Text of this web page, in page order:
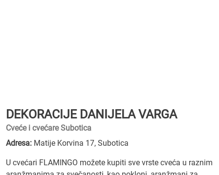
DEKORACIJE DANIJELA VARGA
Cveće i cvećare Subotica
Adresa: Matije Korvina 17, Subotica
U cvećari FLAMINGO možete kupiti sve vrste cveća u raznim